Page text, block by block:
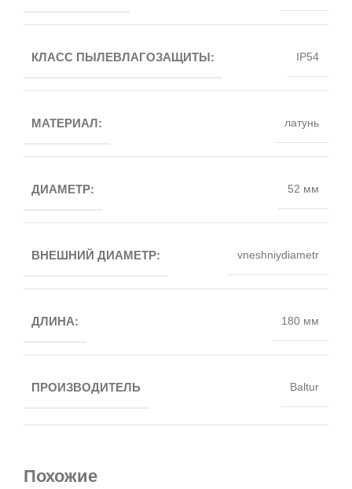
КЛАСС ПЫЛЕВЛАГОЗАЩИТЫ: IP54
МАТЕРИАЛ: латунь
ДИАМЕТР: 52 мм
ВНЕШНИЙ ДИАМЕТР: vneshniydiametr
ДЛИНА: 180 мм
ПРОИЗВОДИТЕЛЬ Baltur
Похожие